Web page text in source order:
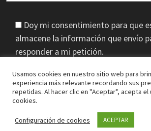
Doy mi consentimiento para que
almacene la información que envío
responder a mi petición.
Usamos cookies en nuestro sitio web para
experiencia más relevante recordando sus
repetidas. Al hacer clic en "Aceptar", acepta el
cookies.
Configuración de cookies ACEPTAR